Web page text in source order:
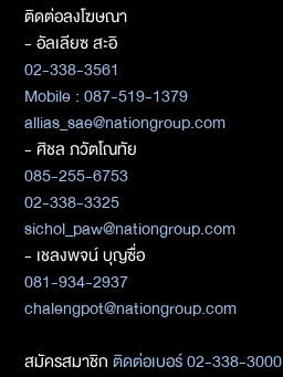
ติดต่อลงโฆษณา
- อัลเลียซ สะอิ
02-338-3561
Mobile : 087-519-1379
allias_sae@nationgroup.com
- ศิชล ภวัตโณทัย
085-255-6753
02-338-3325
sichol_paw@nationgroup.com
- เชลงพจน์ บุญซื่อ
081-934-2937
chalengpot@nationgroup.com
สมัครสมาชิกติดต่อเบอร์ 02-338-3000